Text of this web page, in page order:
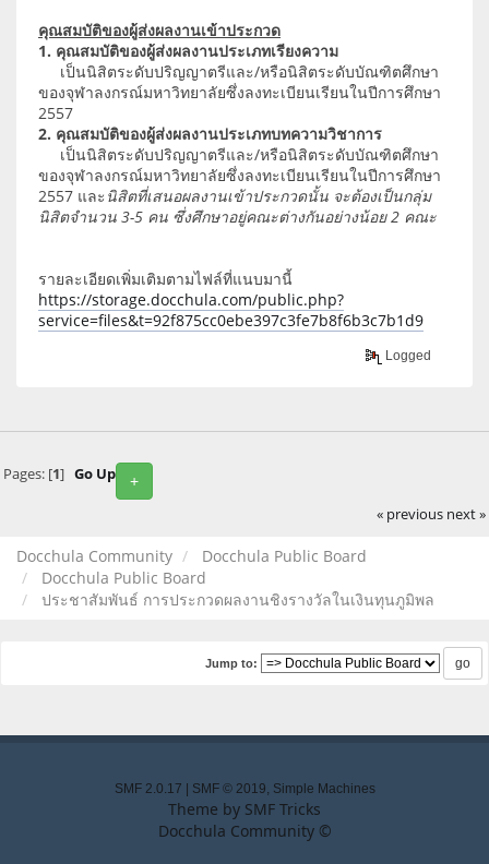
คุณสมบัติของผู้ส่งผลงานเข้าประกวด
1. คุณสมบัติของผู้ส่งผลงานประเภทเรียงความ
เป็นนิสิตระดับปริญญาตรีและ/หรือนิสิตระดับบัณฑิตศึกษา
ของจุฬาลงกรณ์มหาวิทยาลัยซึ่งลงทะเบียนเรียนในปีการศึกษา
2557
2. คุณสมบัติของผู้ส่งผลงานประเภทบทความวิชาการ
เป็นนิสิตระดับปริญญาตรีและ/หรือนิสิตระดับบัณฑิตศึกษา
ของจุฬาลงกรณ์มหาวิทยาลัยซึ่งลงทะเบียนเรียนในปีการศึกษา
2557 และนิสิตที่เสนอผลงานเข้าประกวดนั้น จะต้องเป็นกลุ่ม
นิสิตจำนวน 3-5 คน ซึ่งศึกษาอยู่คณะต่างกันอย่างน้อย 2 คณะ
รายละเอียดเพิ่มเติมตามไฟล์ที่แนบมานี้
https://storage.docchula.com/public.php?
service=files&t=92f875cc0ebe397c3fe7b8f6b3c7b1d9
Logged
+
Pages: [1] Go Up
« previous next »
Docchula Community
Docchula Public Board
Docchula Public Board
ประชาสัมพันธ์ การประกวดผลงานชิงรางวัลในเงินทุนภูมิพล
Jump to:
SMF 2.0.17 | SMF © 2019 Simple Machines
Theme by SMF Tricks
Docchula Community ©